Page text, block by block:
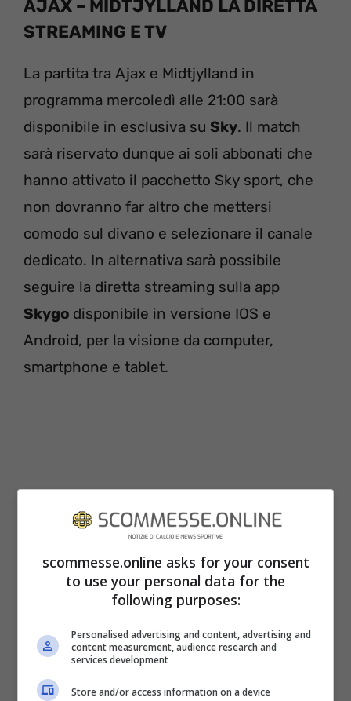
AJAX – MIDTJYLLAND LA DIRETTA
STREAMING E TV
La partita tra Ajax e Midtjylland in
programma mercoledì alle 21:00 sarà
disponibile in esclusiva su Sky. Il match
sarà riservato dunque ai soli abbonati che
hanno attivato il pacchetto Sky sport, che
non dovranno far altro che mettersi
comodo sul divano e selezionare il canale
dedicato. In alternativa sarà possibile
seguire la diretta streaming sulla app
Skygo disponibile in versione IOS e
Android, per la visione da computer,
smartphone e tablet.
Previsioni meteo: temperatura intorno ai 7
gradi, cielo sereno. Campo in buone
scommesse.online asks for your consent
to use your personal data for the
following purposes:
Personalised advertising and content, advertising and
content measurement, audience research and
services development
Store and/or access information on a device